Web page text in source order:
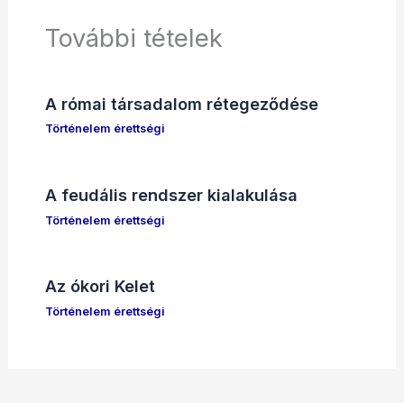
További tételek
A római társadalom rétegeződése
Történelem érettségi
A feudális rendszer kialakulása
Történelem érettségi
Az ókori Kelet
Történelem érettségi